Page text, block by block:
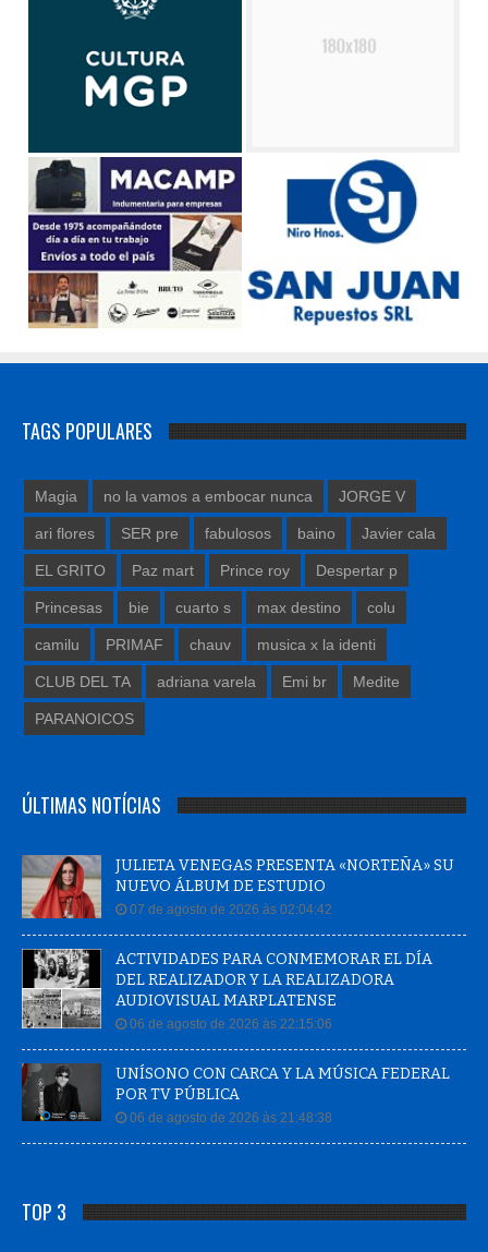
TAGS POPULARES
Magia no la vamos a embocar nunca JORGE V
ari flores SER pre fabulosos baino Javier cala
EL GRITO Paz mart Prince roy Despertar p
Princesas bie cuarto s max destino colu
camilu PRIMAF chauv musica x la identi
CLUB DEL TA adriana varela Emi br Medite
PARANOICOS
ÚLTIMAS NOTÍCIAS
JULIETA VENEGAS PRESENTA «NORTEÑA» SU
NUEVO ÁLBUM DE ESTUDIO
07 de agosto de 2026 às 02:04:42
ACTIVIDADES PARA CONMEMORAR EL DÍA
DEL REALIZADOR Y LA REALIZADORA
AUDIOVISUAL MARPLATENSE
06 de agosto de 2026 às 22:15:06
UNÍSONO CON CARCA Y LA MÚSICA FEDERAL
POR TV PÚBLICA
06 de agosto de 2026 às 21:48:38
TOP 3